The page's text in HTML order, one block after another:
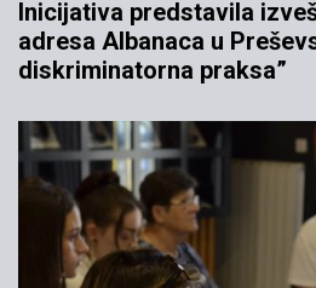
Inicijativa predstavila
adresa Albanaca u
diskriminatorna praksa”